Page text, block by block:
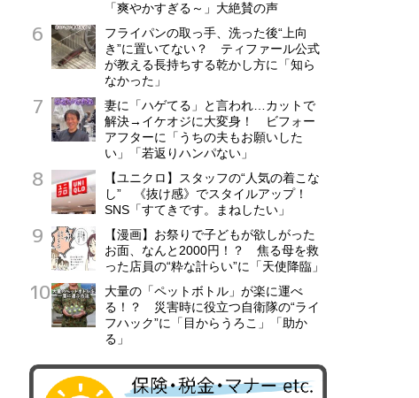
「爽やかすぎる～」大絶賛の声
フライパンの取っ手、洗った後“上向
き”に置いてない？ ティファール公式
が教える長持ちする乾かし方に「知ら
なかった」
妻に「ハゲてる」と言われ…カットで
解決→イケオジに大変身！ ビフォー
アフターに「うちの夫もお願いした
い」「若返りハンパない」
【ユニクロ】スタッフの“人気の着こな
し” 《抜け感》でスタイルアップ！
SNS「すてきです。まねしたい」
【漫画】お祭りで子どもが欲しがった
お面、なんと2000円！？ 焦る母を救
った店員の“粋な計らい”に「天使降臨」
大量の「ペットボトル」が楽に運べ
る！？ 災害時に役立つ自衛隊の“ライ
フハック”に「目からうろこ」「助か
る」